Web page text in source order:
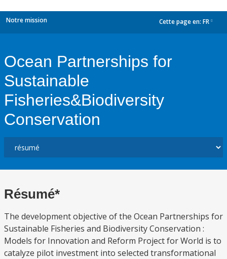
Notre mission Cette page en: FR
Ocean Partnerships for
Sustainable
Fisheries&Biodiversity
Conservation
Résumé*
The development objective of the Ocean Partnerships for
Sustainable Fisheries and Biodiversity Conservation :
Models for Innovation and Reform Project for World is to
catalyze pilot investment into selected transformational